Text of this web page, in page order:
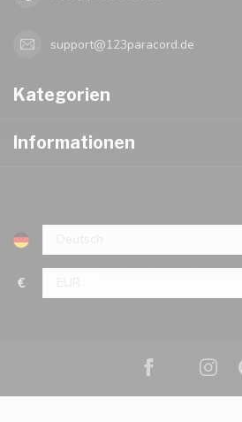
support@123paracord.de
Kategorien
Informationen
€